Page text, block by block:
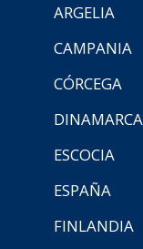
ARGELIA
CAMPANIA
CÓRCEGA
DINAMARCA
ESCOCIA
ESPAÑA
FINLANDIA